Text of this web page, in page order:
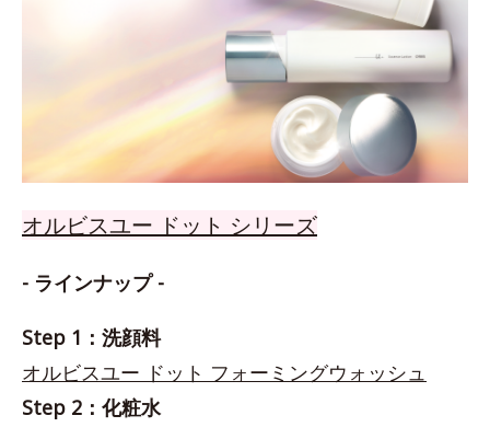
オルビスユー ドット シリーズ
- ラインナップ -
Step 1：洗顔料
オルビスユー ドット フォーミングウォッシュ
Step 2：化粧水